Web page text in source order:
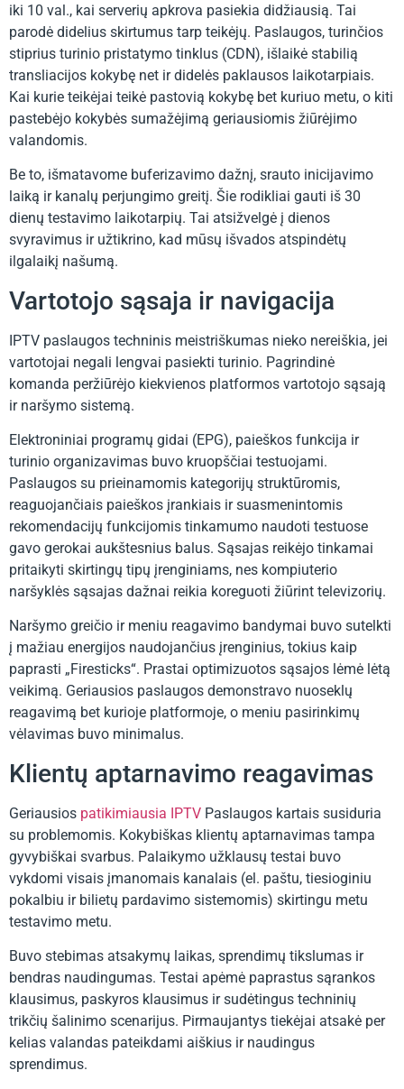
iki 10 val., kai serverių apkrova pasiekia didžiausią. Tai
parodė didelius skirtumus tarp teikėjų. Paslaugos, turinčios
stiprius turinio pristatymo tinklus (CDN), išlaikė stabilią
transliacijos kokybę net ir didelės paklausos laikotarpiais.
Kai kurie teikėjai teikė pastovią kokybę bet kuriuo metu, o kiti
pastebėjo kokybės sumažėjimą geriausiomis žiūrėjimo
valandomis.
Be to, išmatavome buferizavimo dažnį, srauto inicijavimo
laiką ir kanalų perjungimo greitį. Šie rodikliai gauti iš 30
dienų testavimo laikotarpių. Tai atsižvelgė į dienos
svyravimus ir užtikrino, kad mūsų išvados atspindėtų
ilgalaikį našumą.
Vartotojo sąsaja ir navigacija
IPTV paslaugos techninis meistriškumas nieko nereiškia, jei
vartotojai negali lengvai pasiekti turinio. Pagrindinė
komanda peržiūrėjo kiekvienos platformos vartotojo sąsają
ir naršymo sistemą.
Elektroniniai programų gidai (EPG), paieškos funkcija ir
turinio organizavimas buvo kruopščiai testuojami.
Paslaugos su prieinamomis kategorijų struktūromis,
reaguojančiais paieškos įrankiais ir suasmenintomis
rekomendacijų funkcijomis tinkamumo naudoti testuose
gavo gerokai aukštesnius balus. Sąsajas reikėjo tinkamai
pritaikyti skirtingų tipų įrenginiams, nes kompiuterio
naršyklės sąsajas dažnai reikia koreguoti žiūrint televizorių.
Naršymo greičio ir meniu reagavimo bandymai buvo sutelkti
į mažiau energijos naudojančius įrenginius, tokius kaip
paprasti „Firesticks“. Prastai optimizuotos sąsajos lėmė lėtą
veikimą. Geriausios paslaugos demonstravo nuoseklų
reagavimą bet kurioje platformoje, o meniu pasirinkimų
vėlavimas buvo minimalus.
Klientų aptarnavimo reagavimas
Geriausios patikimiausia IPTV Paslaugos kartais susiduria
su problemomis. Kokybiškas klientų aptarnavimas tampa
gyvybiškai svarbus. Palaikymo užklausų testai buvo
vykdomi visais įmanomais kanalais (el. paštu, tiesioginiu
pokalbiu ir bilietų pardavimo sistemomis) skirtingu metu
testavimo metu.
Buvo stebimas atsakymų laikas, sprendimų tikslumas ir
bendras naudingumas. Testai apėmė paprastus sąrankos
klausimus, paskyros klausimus ir sudėtingus techninių
trikčių šalinimo scenarijus. Pirmaujantys tiekėjai atsakė per
kelias valandas pateikdami aiškius ir naudingus
sprendimus.